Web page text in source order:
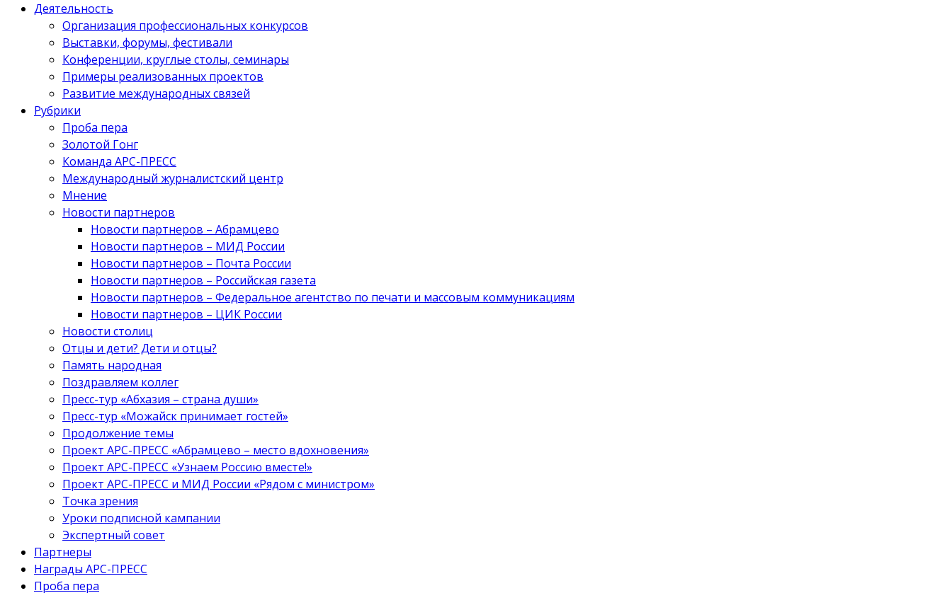
Деятельность
Организация профессиональных конкурсов
Выставки, форумы, фестивали
Конференции, круглые столы, семинары
Примеры реализованных проектов
Развитие международных связей
Рубрики
Проба пера
Золотой Гонг
Команда АРС-ПРЕСС
Международный журналистский центр
Мнение
Новости партнеров
Новости партнеров – Абрамцево
Новости партнеров – МИД России
Новости партнеров – Почта России
Новости партнеров – Российская газета
Новости партнеров – Федеральное агентство по печати и массовым коммуникациям
Новости партнеров – ЦИК России
Новости столиц
Отцы и дети? Дети и отцы?
Память народная
Поздравляем коллег
Пресс-тур «Абхазия – страна души»
Пресс-тур «Можайск принимает гостей»
Продолжение темы
Проект АРС-ПРЕСС «Абрамцево – место вдохновения»
Проект АРС-ПРЕСС «Узнаем Россию вместе!»
Проект АРС-ПРЕСС и МИД России «Рядом с министром»
Точка зрения
Уроки подписной кампании
Экспертный совет
Партнеры
Награды АРС-ПРЕСС
Проба пера